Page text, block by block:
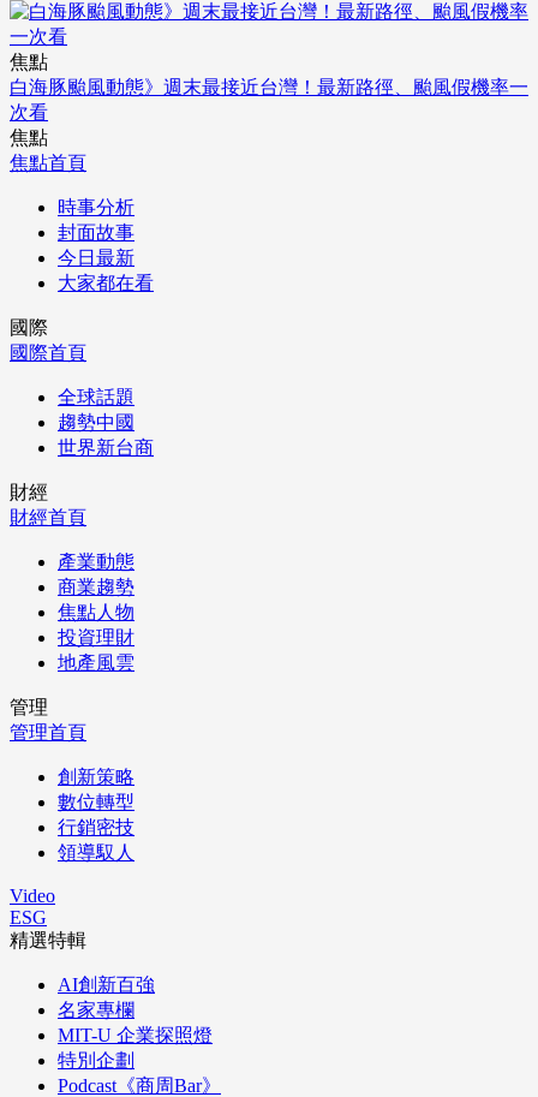
焦點
白海豚颱風動態》週末最接近台灣！最新路徑、颱風假機率一
次看
焦點
焦點首頁
時事分析
封面故事
今日最新
大家都在看
國際
國際首頁
全球話題
趨勢中國
世界新台商
財經
財經首頁
產業動態
商業趨勢
焦點人物
投資理財
地產風雲
管理
管理首頁
創新策略
數位轉型
行銷密技
領導馭人
Video
ESG
精選特輯
AI創新百強
名家專欄
MIT-U 企業探照燈
特別企劃
Podcast《商周Bar》